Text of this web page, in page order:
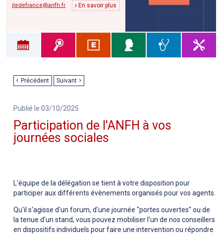
iledefrance@anfh.fr
En savoir plus
Précédent Suivant
Publié le 03/10/2025
Participation de l'ANFH à vos
journées sociales
L'équipe de la délégation se tient à votre disposition pour
participer aux différents évènements organisés pour vos agents.
Qu'il s'agisse d'un forum, d'une journée "portes ouvertes" ou de
la tenue d'un stand, vous pouvez mobiliser l'un de nos conseillers
en dispositifs individuels pour faire une intervention ou répondre